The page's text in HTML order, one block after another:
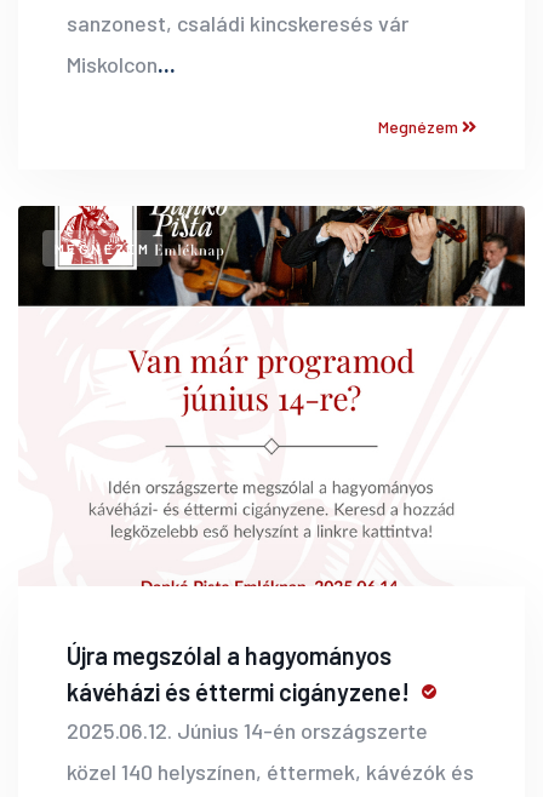
sanzonest, családi kincskeresés vár
Miskolcon...
Megnézem
MEGNÉZEM
Újra megszólal a hagyományos
kávéházi és éttermi cigányzene!
2025.06.12. Június 14-én országszerte
közel 140 helyszínen, éttermek, kávézók és